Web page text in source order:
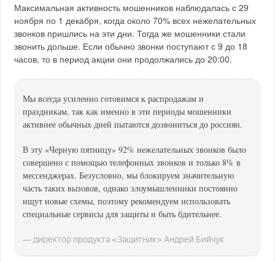
Максимальная активность мошенников наблюдалась с 29
ноября по 1 декабря, когда около 70% всех нежелательных
звонков пришлись на эти дни. Тогда же мошенники стали
звонить дольше. Если обычно звонки поступают с 9 до 18
часов, то в период акции они продолжались до 20:00.
Мы всегда усиленно готовимся к распродажам и
праздникам, так как именно в эти периоды мошенники
активнее обычных дней пытаются дозвониться до россиян.
В эту «Черную пятницу» 92% нежелательных звонков было
совершено с помощью телефонных звонков и только 8% в
мессенджерах. Безусловно, мы блокируем значительную
часть таких вызовов, однако злоумышленники постоянно
ищут новые схемы, поэтому рекомендуем использовать
специальные сервисы для защиты и быть бдительнее.
— директор продукта «Защитник» Андрей Бийчук